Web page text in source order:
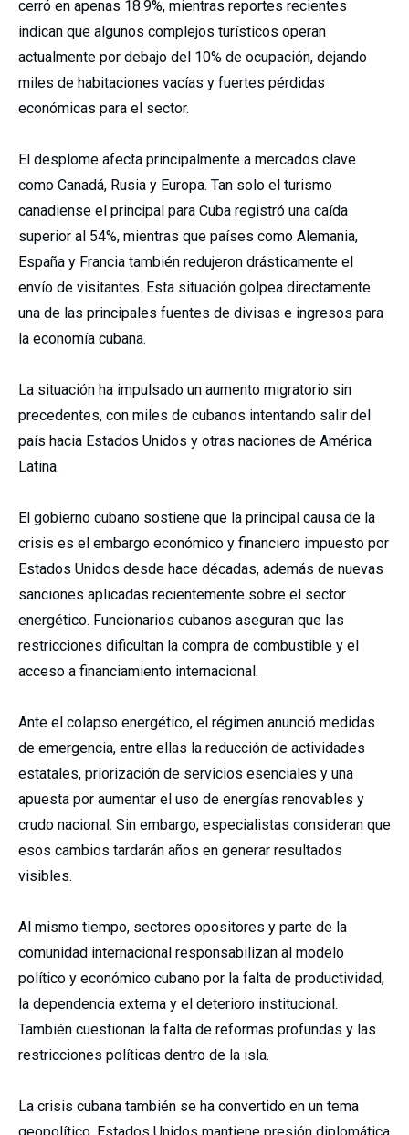
cerró en apenas 18.9%, mientras reportes recientes
indican que algunos complejos turísticos operan
actualmente por debajo del 10% de ocupación, dejando
miles de habitaciones vacías y fuertes pérdidas
económicas para el sector.
El desplome afecta principalmente a mercados clave
como Canadá, Rusia y Europa. Tan solo el turismo
canadiense el principal para Cuba registró una caída
superior al 54%, mientras que países como Alemania,
España y Francia también redujeron drásticamente el
envío de visitantes. Esta situación golpea directamente
una de las principales fuentes de divisas e ingresos para
la economía cubana.
La situación ha impulsado un aumento migratorio sin
precedentes, con miles de cubanos intentando salir del
país hacia Estados Unidos y otras naciones de América
Latina.
El gobierno cubano sostiene que la principal causa de la
crisis es el embargo económico y financiero impuesto por
Estados Unidos desde hace décadas, además de nuevas
sanciones aplicadas recientemente sobre el sector
energético. Funcionarios cubanos aseguran que las
restricciones dificultan la compra de combustible y el
acceso a financiamiento internacional.
Ante el colapso energético, el régimen anunció medidas
de emergencia, entre ellas la reducción de actividades
estatales, priorización de servicios esenciales y una
apuesta por aumentar el uso de energías renovables y
crudo nacional. Sin embargo, especialistas consideran que
esos cambios tardarán años en generar resultados
visibles.
Al mismo tiempo, sectores opositores y parte de la
comunidad internacional responsabilizan al modelo
político y económico cubano por la falta de productividad,
la dependencia externa y el deterioro institucional.
También cuestionan la falta de reformas profundas y las
restricciones políticas dentro de la isla.
La crisis cubana también se ha convertido en un tema